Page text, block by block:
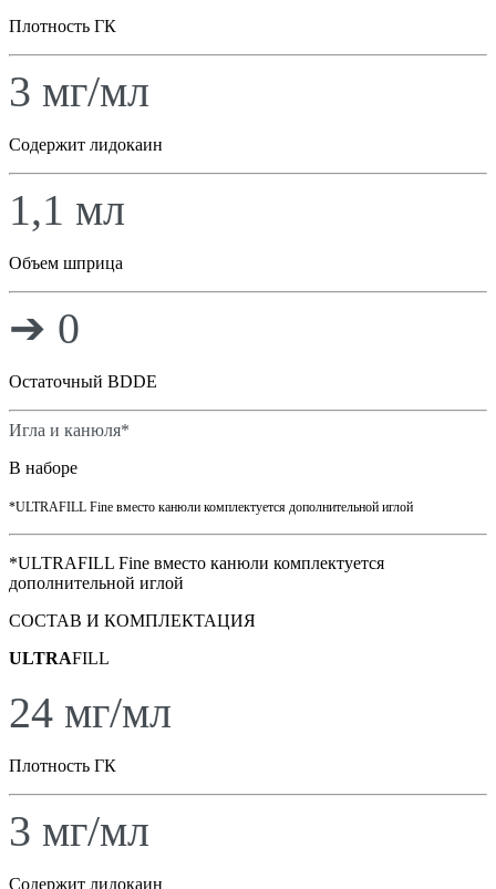
Плотность ГК
3 мг/мл
Содержит лидокаин
1,1 мл
Объем шприца
➔ 0
Остаточный BDDE
Игла и канюля*
В наборе
*ULTRAFILL Fine вместо канюли комплектуется дополнительной иглой
*ULTRAFILL Fine вместо канюли комплектуется
дополнительной иглой
СОСТАВ И КОМПЛЕКТАЦИЯ
ULTRAFILL
24 мг/мл
Плотность ГК
3 мг/мл
Содержит лидокаин